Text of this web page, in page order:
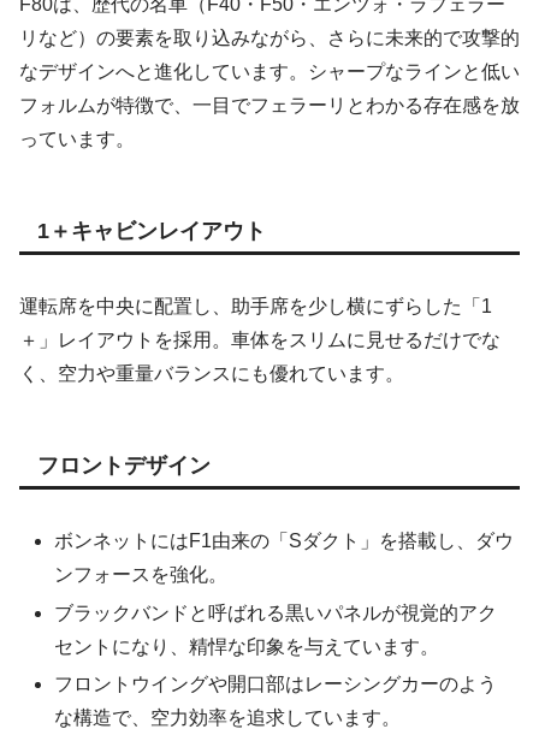
F80は、歴代の名車（F40・F50・エンツォ・ラフェラー
リなど）の要素を取り込みながら、さらに未来的で攻撃的
なデザインへと進化しています。シャープなラインと低い
フォルムが特徴で、一目でフェラーリとわかる存在感を放
っています。
1＋キャビンレイアウト
運転席を中央に配置し、助手席を少し横にずらした「1
＋」レイアウトを採用。車体をスリムに見せるだけでな
く、空力や重量バランスにも優れています。
フロントデザイン
ボンネットにはF1由来の「Sダクト」を搭載し、ダウ
ンフォースを強化。
ブラックバンドと呼ばれる黒いパネルが視覚的アク
セントになり、精悍な印象を与えています。
フロントウイングや開口部はレーシングカーのよう
な構造で、空力効率を追求しています。